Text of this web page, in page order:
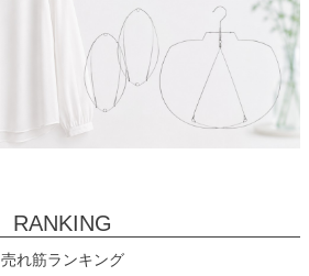
RANKING
売れ筋ランキング